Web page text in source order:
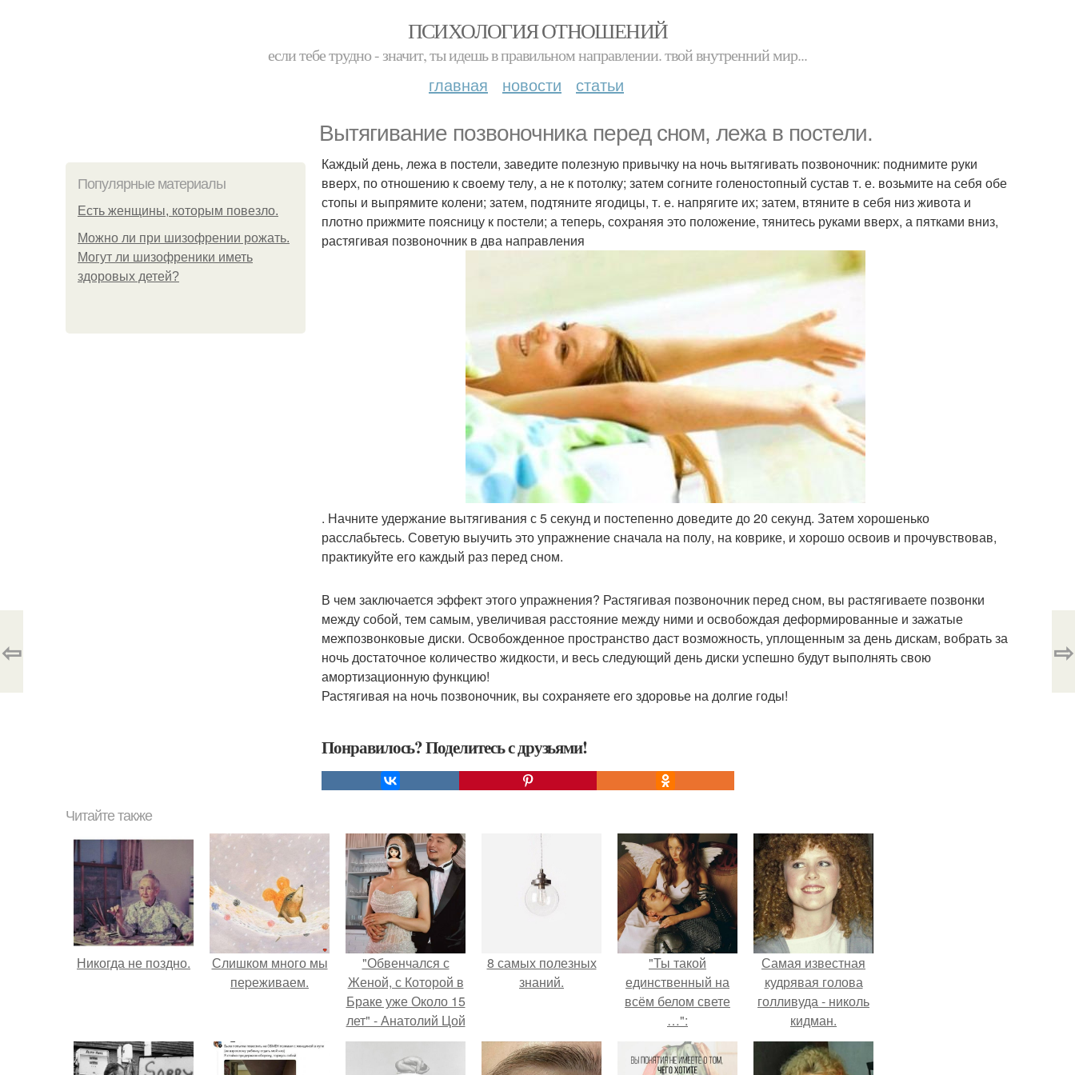
ПСИХОЛОГИЯ ОТНОШЕНИЙ
если тебе трудно - значит, ты идешь в правильном направлении. твой внутренний мир...
главная новости статьи
Вытягивание позвоночника перед сном, лежа в постели.
Популярные материалы
Есть женщины, которым повезло.
Можно ли при шизофрении рожать.
Могут ли шизофреники иметь
здоровых детей?
Каждый день, лежа в постели, заведите полезную привычку на ночь вытягивать позвоночник: поднимите руки
вверх, по отношению к своему телу, а не к потолку; затем согните голеностопный сустав т. е. возьмите на себя обе
стопы и выпрямите колени; затем, подтяните ягодицы, т. е. напрягите их; затем, втяните в себя низ живота и
плотно прижмите поясницу к постели; а теперь, сохраняя это положение, тянитесь руками вверх, а пятками вниз,
растягивая позвоночник в два направления
. Начните удержание вытягивания с 5 секунд и постепенно доведите до 20 секунд. Затем хорошенько
расслабьтесь. Советую выучить это упражнение сначала на полу, на коврике, и хорошо освоив и прочувствовав,
практикуйте его каждый раз перед сном.
В чем заключается эффект этого упражнения? Растягивая позвоночник перед сном, вы растягиваете позвонки
между собой, тем самым, увеличивая расстояние между ними и освобождая деформированные и зажатые
межпозвонковые диски. Освобожденное пространство даст возможность, уплощенным за день дискам, вобрать за
ночь достаточное количество жидкости, и весь следующий день диски успешно будут выполнять свою
амортизационную функцию!
Растягивая на ночь позвоночник, вы сохраняете его здоровье на долгие годы!
Понравилось? Поделитесь с друзьями!
⇦ ⇨
Читайте также
Никогда не поздно.
Слишком много мы
пеpеживаем.
"Обвенчался с
Женой, с Которой в
Браке уже Около 15
лет" - Анатолий Цой
удивил
поклонников
8 самых полезных
знаний.
"Ты такой
единственный на
всём белом свете
…":
Самая известная
кудрявая голова
голливуда - николь
кидман.